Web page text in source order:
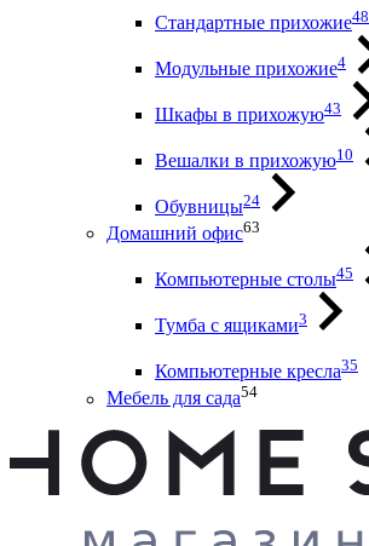
Стандартные прихожие48
Модульные прихожие4
Шкафы в прихожую43
Вешалки в прихожую10
Обувницы24
Домашний офис63
Компьютерные столы45
Тумба с ящиками3
Компьютерные кресла35
Мебель для сада54